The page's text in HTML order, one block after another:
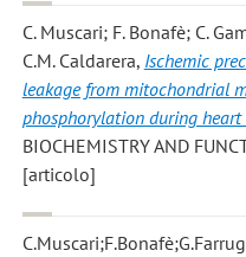
C. Muscari; F. Bonafè; C.
C.M. Caldarera, Ischemic
leakage from mitochondrial
phosphorylation during heart
BIOCHEMISTRY AND
[articolo]